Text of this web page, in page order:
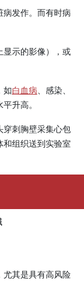
发作。而有时病
显示的影像），或
如白血病、感染、
平升高。
穿刺胸壁采集心包
组织送到实验室
尤其是具有高风险